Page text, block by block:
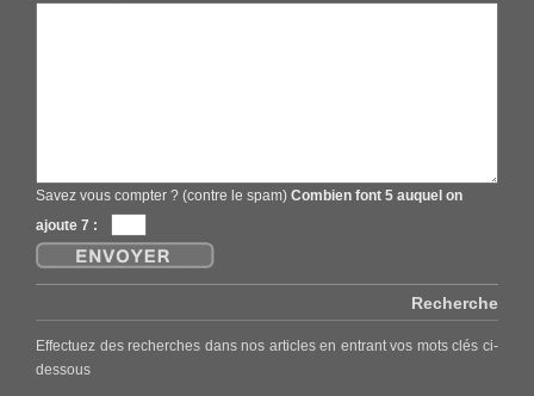
Savez vous compter ? (contre le spam) Combien font 5 auquel on
ajoute 7 :
Recherche
Effectuez des recherches dans nos articles en entrant vos mots clés ci-
dessous